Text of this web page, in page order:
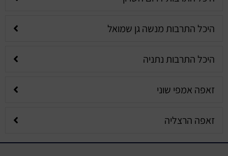
היכל התרבות מנשה גן שמואל
היכל התרבות נתניה
זאפה אמפי שוני
זאפה הרצליה